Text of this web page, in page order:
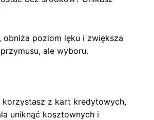
obniża poziom lęku i zwiększa
ale wyboru.
korzystasz z kart kredytowych,
uniknąć kosztownych i